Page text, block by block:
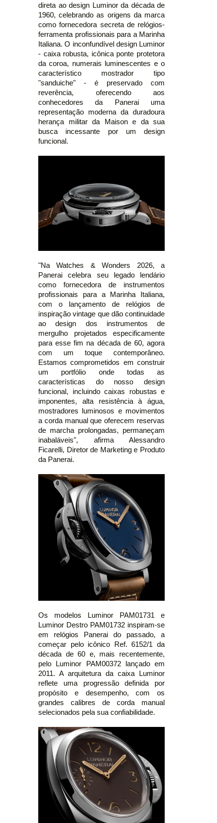
direta ao design Luminor da década de
1960, celebrando as origens da marca
como fornecedora secreta de relógios-
ferramenta profissionais para a Marinha
Italiana. O inconfundível design Luminor
- caixa robusta, icônica ponte protetora
da coroa, numerais luminescentes e o
característico mostrador tipo
"sanduiche" - é preservado com
reverência, oferecendo aos
conhecedores da Panerai uma
representação moderna da duradoura
herança militar da Maison e da sua
busca incessante por um design
funcional.
"Na Watches & Wonders 2026, a
Panerai celebra seu legado lendário
como fornecedora de instrumentos
profissionais para a Marinha Italiana,
com o lançamento de relógios de
inspiração vintage que dão continuidade
ao design dos instrumentos de
mergulho projetados especificamente
para esse fim na década de 60, agora
com um toque contemporâneo.
Estamos comprometidos em construir
um portfólio onde todas as
características do nosso design
funcional, incluindo caixas robustas e
imponentes, alta resistência à água,
mostradores luminosos e movimentos
a corda manual que oferecem reservas
de marcha prolongadas, permaneçam
inabaláveis", afirma Alessandro
Ficarelli, Diretor de Marketing e Produto
da Panerai.
Os modelos Luminor PAM01731 e
Luminor Destro PAM01732 inspiram-se
em relógios Panerai do passado, a
começar pelo icônico Ref. 6152/1 da
década de 60 e, mais recentemente,
pelo Luminor PAM00372 lançado em
2011. A arquitetura da caixa Luminor
reflete uma progressão definida por
propósito e desempenho, com os
grandes calibres de corda manual
selecionados pela sua confiabilidade.